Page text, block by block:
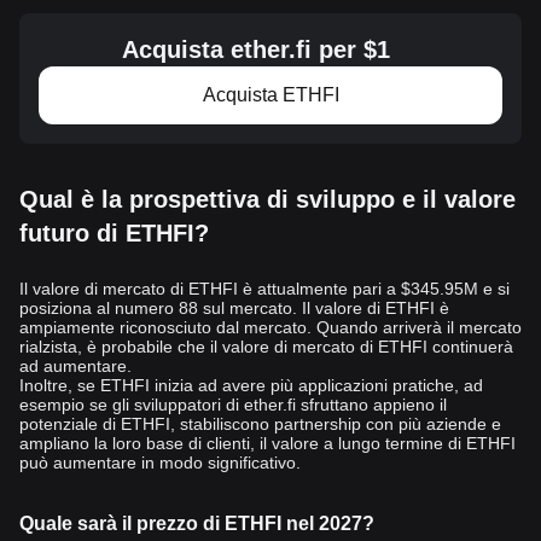
previsioni del prezzo che possono influenzare il comportamento
degli investitori. Inoltre, il tasso di adozione delle criptovalute,
compreso il modo in cui Etherfi viene integrato
di DeFi esistenti ed emergenti, può influenzare in modo
liquidità di Ethereum, si prevede che il suo valore rifletterà la
crescente utilità e adozione all'interno della community crypto
generale.
dovuta alle normative sulle criptovalute, alle preoccupazioni per la
sicurezza e agli ultimi sviluppi del settore blockchain. Gli
investitori monitorano attentamente questi fattori attraverso le
notizie e le analisi sulle criptovalute, per valutare quale sarà il
miglior investimento crypto per il 2024 e gli anni avvenire. La
posizione di Etherfi all'interno del mercato è ulteriormente
influenzata dalla sua risposta a queste pressioni esterne,
compreso il modo in cui affronta i problemi riguardo sicurezza e si
complesso panorama dei rischi e d elle opportunità del settore
Acquista ether.fi per $1
Acquista ETHFI
Qual è la prospettiva di sviluppo e il valore
futuro di ETHFI?
Il valore di mercato di ETHFI è attualmente pari a $345.95M e si
posiziona al numero 88 sul mercato. Il valore di ETHFI è
ampiamente riconosciuto dal mercato. Quando arriverà il mercato
rialzista, è probabile che il valore di mercato di ETHFI continuerà
ad aumentare.
Inoltre, se ETHFI inizia ad avere più applicazioni pratiche, ad
esempio se gli sviluppatori di ether.fi sfruttano appieno il
potenziale di ETHFI, stabiliscono partnership con più aziende e
ampliano la loro base di clienti, il valore a lungo termine di ETHFI
può aumentare in modo significativo.
Quale sarà il prezzo di ETHFI nel 2027?